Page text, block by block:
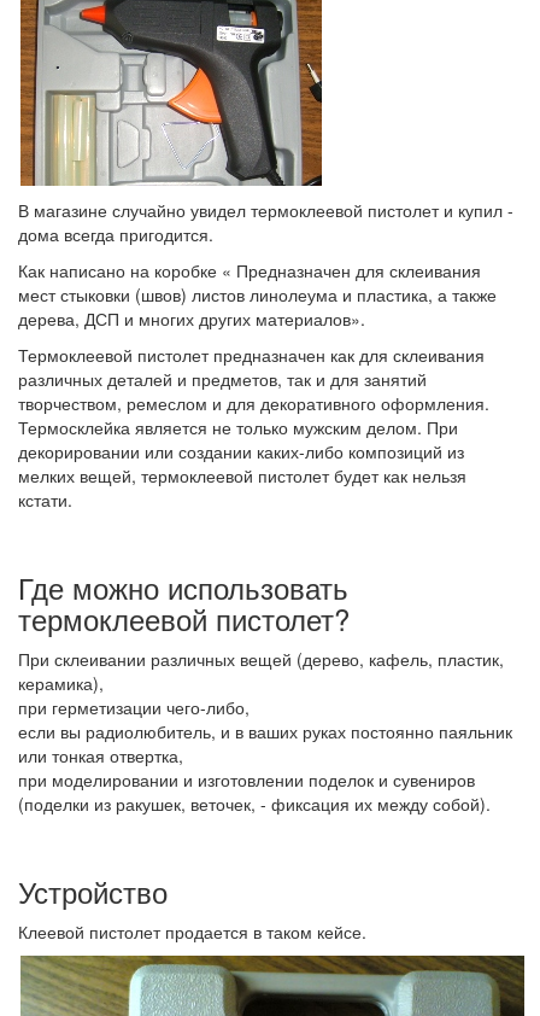
В магазине случайно увидел термоклеевой пистолет и купил -
дома всегда пригодится.
Как написано на коробке « Предназначен для склеивания
мест стыковки (швов) листов линолеума и пластика, а также
дерева, ДСП и многих других материалов».
Термоклеевой пистолет предназначен как для склеивания
различных деталей и предметов, так и для занятий
творчеством, ремеслом и для декоративного оформления.
Термосклейка является не только мужским делом. При
декорировании или создании каких-либо композиций из
мелких вещей, термоклеевой пистолет будет как нельзя
кстати.
Где можно использовать
термоклеевой пистолет?
При склеивании различных вещей (дерево, кафель, пластик,
керамика),
при герметизации чего-либо,
если вы радиолюбитель, и в ваших руках постоянно паяльник
или тонкая отвертка,
при моделировании и изготовлении поделок и сувениров
(поделки из ракушек, веточек, - фиксация их между собой).
Устройство
Клеевой пистолет продается в таком кейсе.